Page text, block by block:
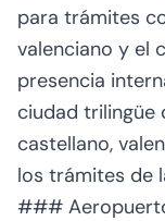
para trámites
valenciano y el
presencia
ciudad trilingüe
castellano,
los trámites de
###